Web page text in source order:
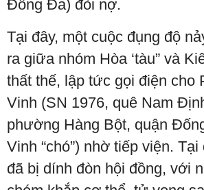
Đống Đa) đòi nợ.
Tại đây, một cuộc đụng độ
ra giữa nhóm Hòa ‘tàu” và
thất thế, lập tức gọi điện cho
Vinh (SN 1976, quê Nam
phường Hàng Bột, quận
Vinh “chó”) nhờ tiếp viện. Tại
đã bị dính đòn hội đồng, với